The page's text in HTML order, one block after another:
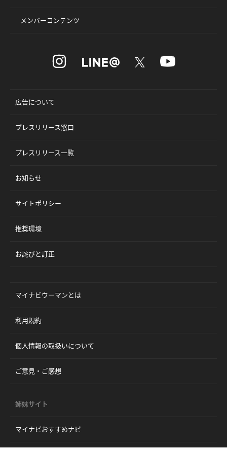
メンバーコンテンツ
広告について
プレスリリース窓口
プレスリリース一覧
お知らせ
サイトポリシー
推奨環境
お詫びと訂正
マイナビウーマンとは
利用規約
個人情報の取扱いについて
ご意見・ご感想
姉妹サイト
マイナビおすすめナビ